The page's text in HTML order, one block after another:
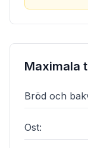
Maximala
Bröd och
Ost: